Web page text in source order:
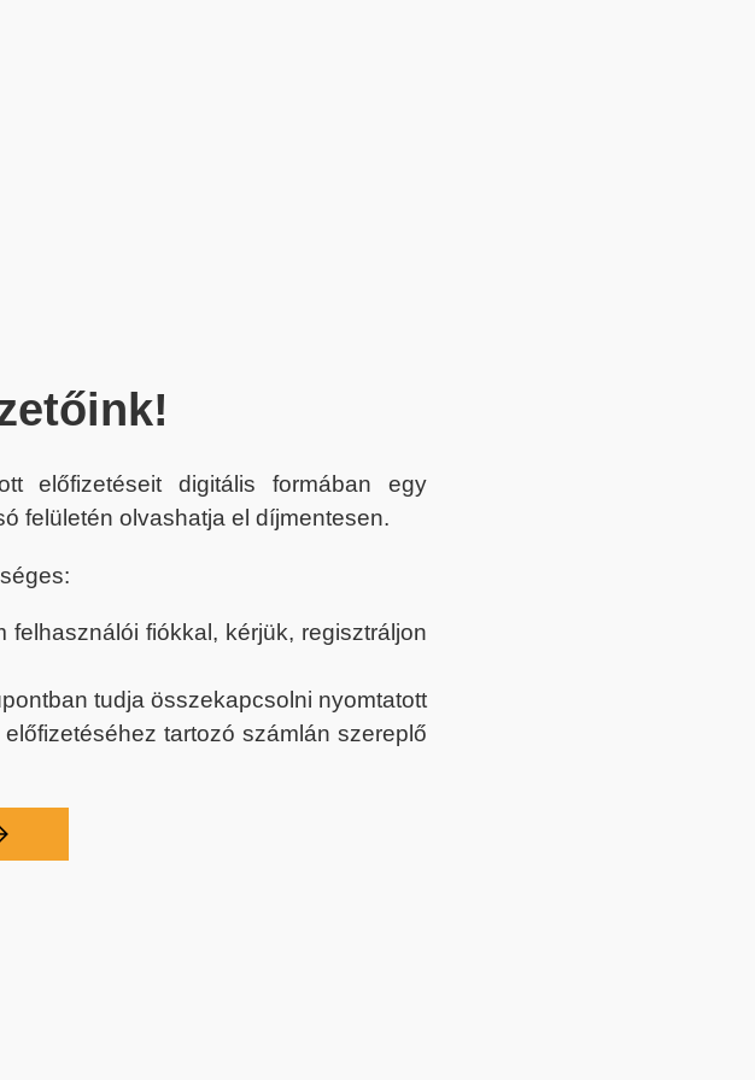
előfizetéseit digitális formában egy
felületén olvashatja el díjmentesen.
fiókkal, kérjük, regisztráljon
tudja összekapcsolni nyomtatott
tartozó számlán szereplő